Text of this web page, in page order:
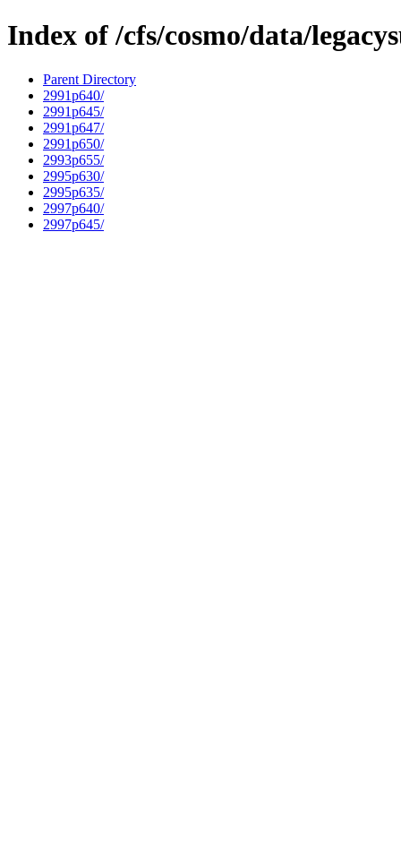
Index of /cfs/cosmo/data/
Parent Directory
2991p640/
2991p645/
2991p647/
2991p650/
2993p655/
2995p630/
2995p635/
2997p640/
2997p645/